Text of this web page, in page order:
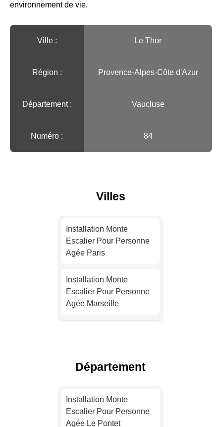
environnement de vie.
Ville :️ Le Thor
Région :️ Provence-Alpes-Côte d'Azur
Département : Vaucluse
Numéro : 84
Villes
Installation Monte
Escalier Pour Personne
Agée Paris
Installation Monte
Escalier Pour Personne
Agée Marseille
Agée Toulouse
Département
Installation Monte
Escalier Pour Personne
Agée Le Pontet